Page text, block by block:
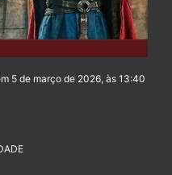
5 de março de 2026, às 13:40